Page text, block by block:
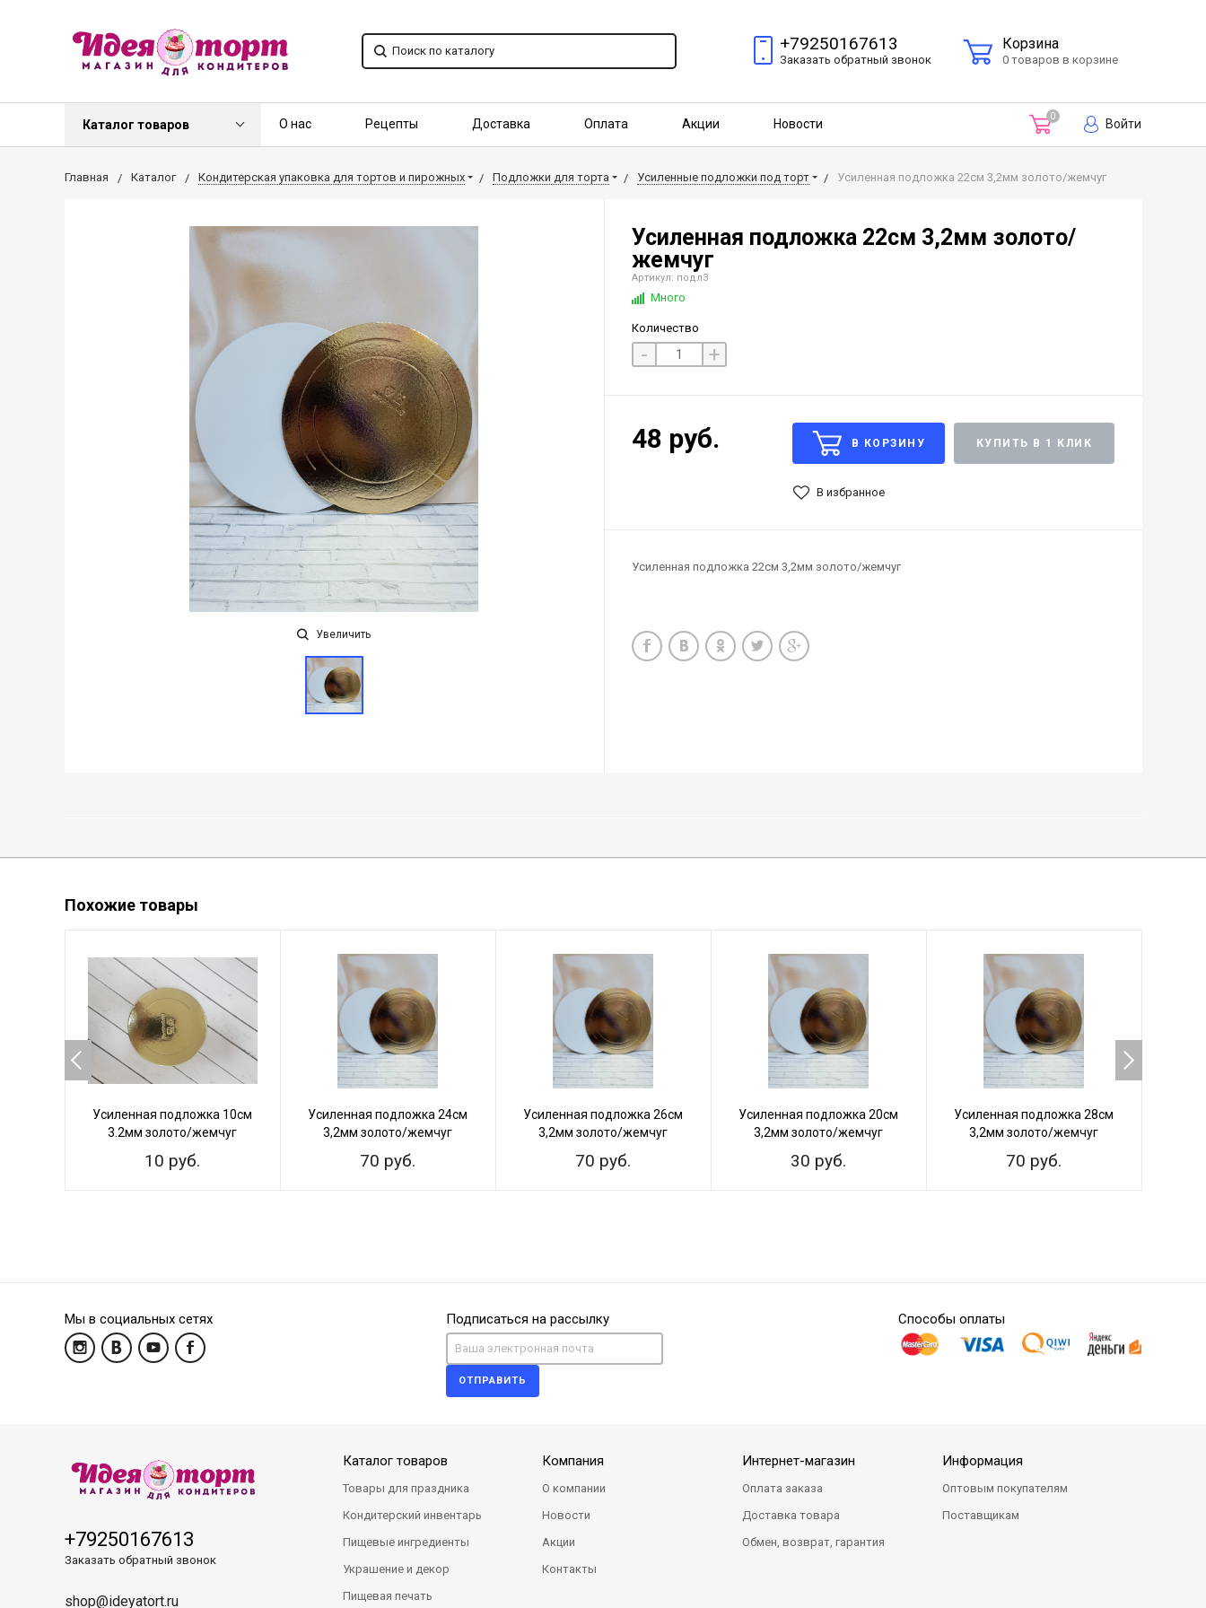
+79250167613
Заказать обратный звонок
Корзина
0 товаров в корзине
Каталог товаров О нас Рецепты Доставка Оплата Акции Новости
0 Войти
Главная Каталог Кондитерская упаковка для тортов и пирожных Подложки для торта Усиленные подложки под торт Усиленная подложка 22см 3,2мм золото/жемчуг
Увеличить
Усиленная подложка 22см 3,2мм золото/
жемчуг
Артикул: подл3
Много
Количество
- +
48 руб. В КОРЗИНУ КУПИТЬ В 1 КЛИК
В избранное
Усиленная подложка 22см 3,2мм золото/жемчуг
Похожие товары
Усиленная подложка 10см
3.2мм золото/жемчуг
10 руб.
Усиленная подложка 24см
3,2мм золото/жемчуг
70 руб.
Усиленная подложка 26см
3,2мм золото/жемчуг
70 руб.
Усиленная подложка 20см
3,2мм золото/жемчуг
30 руб.
Усиленная подложка 28см
3,2мм золото/жемчуг
70 руб.
Мы в социальных сетях Подписаться на рассылку
ОТПРАВИТЬ
Способы оплаты
+79250167613
Заказать обратный звонок
shop@ideyatort.ru
Каталог товаров
Товары для праздника
Кондитерский инвентарь
Пищевые ингредиенты
Украшение и декор
Пищевая печать
Компания
О компании
Новости
Акции
Контакты
Интернет-магазин
Оплата заказа
Доставка товара
Обмен, возврат, гарантия
Информация
Оптовым покупателям
Поставщикам